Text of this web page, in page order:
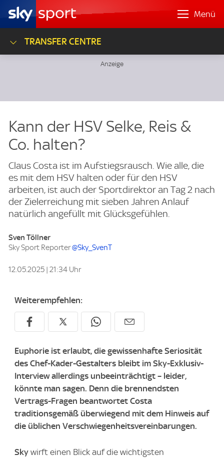
Menü
TRANSFER CENTRE
Kann der HSV Selke, Reis &
Co. halten?
Claus Costa ist im Aufstiegsrausch. Wie alle, die
es mit dem HSV halten oder für den HSV
arbeiten, ist auch der Sportdirektor an Tag 2 nach
der Zielerreichung mit sieben Jahren Anlauf
natürlich angefüllt mit Glücksgefühlen.
Sven Töllner
Sky Sport Reporter@Sky_SvenT
12.05.2025 | 21:34 Uhr
Weiterempfehlen:
Euphorie ist erlaubt, die gewissenhafte Seriosität
des Chef-Kader-Gestalters bleibt im Sky-Exklusiv-
Interview allerdings unbeeinträchtigt – leider,
könnte man sagen. Denn die brennendsten
Vertrags-Fragen beantwortet Costa
traditionsgemäß überwiegend mit dem Hinweis auf
die üblichen Verschwiegenheitsvereinbarungen.
Sky wirft einen Blick auf die wichtigsten